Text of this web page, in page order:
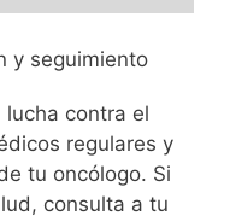
y seguimiento
lucha contra el
regulares y
tu oncólogo. Si
consulta a tu